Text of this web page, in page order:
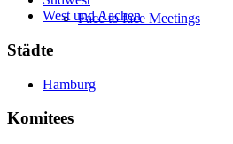
Face to face Meetings
West und Aachen
Städte
Hamburg
Komitees